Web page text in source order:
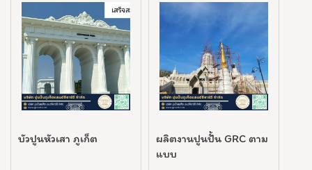
บัวปูนหัวเสา ภูเก็ต
ผลิตงานปูนปั้น GRC ตาม
แบบ